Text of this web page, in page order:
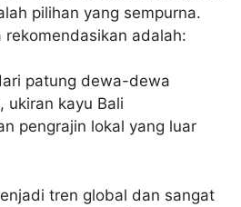
pilihan yang sempurna.
rekomendasikan adalah:
patung dewa-dewa
ukiran kayu Bali
pengrajin lokal yang luar
tren global dan sangat